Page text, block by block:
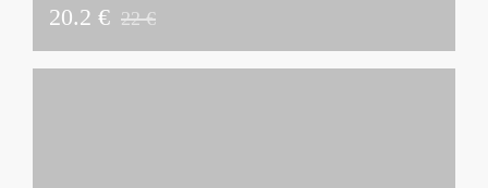
20.2 € 22 €